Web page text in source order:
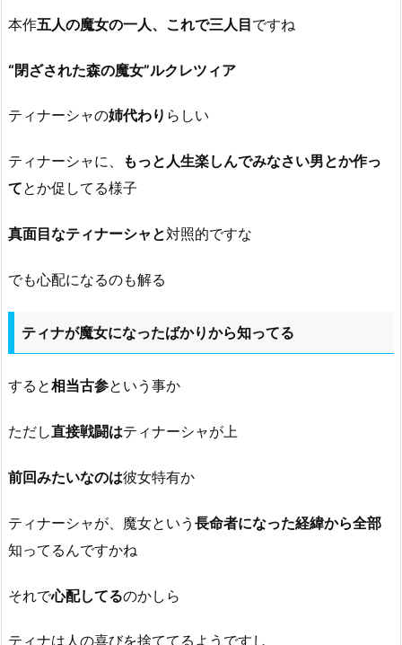
本作五人の魔女の一人、これで三人目ですね
“閉ざされた森の魔女”ルクレツィア
ティナーシャの姉代わり らしい
ティナーシャに、
もっと人生楽しんでみなさい男とか作っ
てとか促してる様子
真面目なティナーシャと対照的ですな
でも心配になるのも解る
ティナが魔女になったばかりから知ってる
すると相当古参という事か
ただし直接戦闘はティナーシャが上
前回みたいなのは彼女特有か
ティナーシャが、魔女という 長命者になった経緯から全部
知ってるんですかね
それで心配してるのかしら
ティナは人の喜びを捨ててるようですし